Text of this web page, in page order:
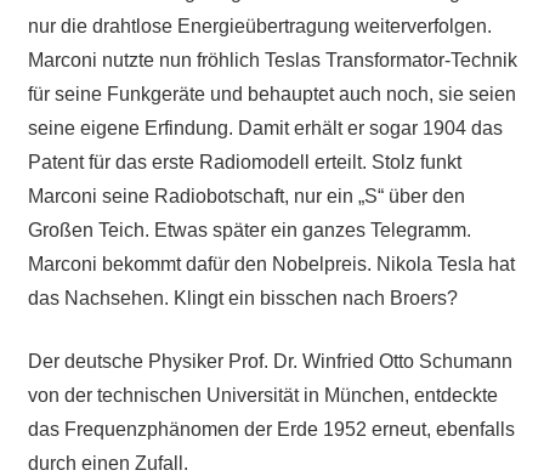
nur die drahtlose Energieübertragung weiterverfolgen.
Marconi nutzte nun fröhlich Teslas Transformator-Technik
für seine Funkgeräte und behauptet auch noch, sie seien
seine eigene Erfindung. Damit erhält er sogar 1904 das
Patent für das erste Radiomodell erteilt. Stolz funkt
Marconi seine Radiobotschaft, nur ein „S“ über den
Großen Teich. Etwas später ein ganzes Telegramm.
Marconi bekommt dafür den Nobelpreis. Nikola Tesla hat
das Nachsehen. Klingt ein bisschen nach Broers?
Der deutsche Physiker Prof. Dr. Winfried Otto Schumann
von der technischen Universität in München, entdeckte
das Frequenzphänomen der Erde 1952 erneut, ebenfalls
durch einen Zufall.